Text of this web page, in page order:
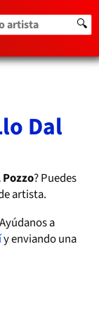
artista 🔍
Dal
? Puedes
artista.
a
y enviando una